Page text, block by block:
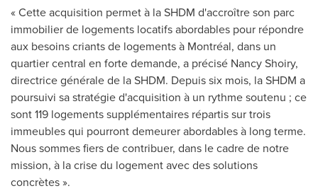
« Cette acquisition permet à la SHDM d'accroître son parc
immobilier de logements locatifs abordables pour répondre
aux besoins criants de logements à Montréal, dans un
quartier central en forte demande, a précisé Nancy Shoiry,
directrice générale de la SHDM. Depuis six mois, la SHDM a
poursuivi sa stratégie d'acquisition à un rythme soutenu ; ce
sont 119 logements supplémentaires répartis sur trois
immeubles qui pourront demeurer abordables à long terme.
Nous sommes fiers de contribuer, dans le cadre de notre
mission, à la crise du logement avec des solutions
concrètes ».